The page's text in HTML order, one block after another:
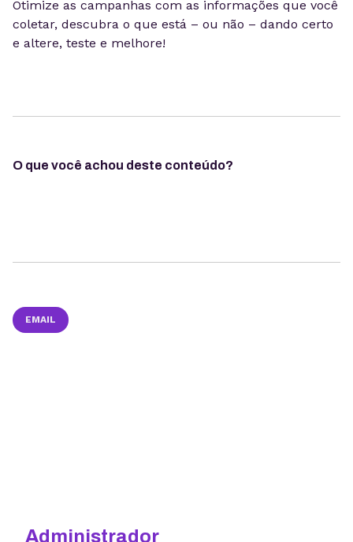
Otimize as campanhas com as informações que você
coletar, descubra o que está – ou não – dando certo
e altere, teste e melhore!
O que você achou deste conteúdo?
EMAIL
Administrador